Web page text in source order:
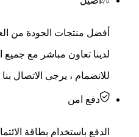
أفضل منتجات الجودة من
لدينا تعاون مباشر مع جميع
للانضمام ، يرجى الاتصال
دفع امن
الدفع باستخدام بطاقة